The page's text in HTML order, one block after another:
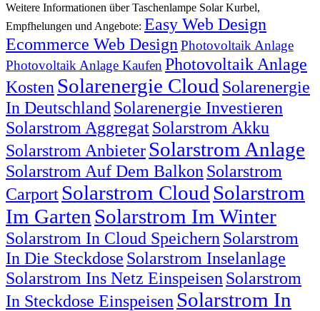
Weitere Informationen über Taschenlampe Solar Kurbel,
Empfhelungen und Angebote: Easy Web Design
Ecommerce Web Design Photovoltaik Anlage
Photovoltaik Anlage Kaufen Photovoltaik Anlage
Kosten Solarenergie Cloud Solarenergie
In Deutschland Solarenergie Investieren
Solarstrom AggregatSolarstrom Akku
Solarstrom Anbieter Solarstrom Anlage
Solarstrom Auf Dem Balkon Solarstrom
Carport Solarstrom Cloud Solarstrom
Im Garten Solarstrom Im Winter
Solarstrom In Cloud Speichern Solarstrom
In Die Steckdose Solarstrom Inselanlage
Solarstrom Ins Netz Einspeisen Solarstrom
In Steckdose Einspeisen Solarstrom In